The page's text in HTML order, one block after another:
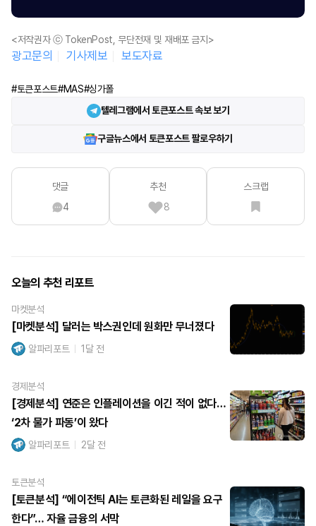
<저작권자 ⓒ TokenPost, 무단전재 및 재배포 금지>
광고문의 기사제보 보도자료
#토큰포스트#MAS#싱가폴
텔레그램에서 토큰포스트 속보 보기
구글뉴스에서 토큰포스트 팔로우하기
댓글
4
추천
8
스크랩
오늘의 추천 리포트
마켓분석
[마켓분석] 달러는 박스권인데 원화만 무너졌다
알파리포트 1달 전
경제분석
[경제분석] 연준은 인플레이션을 이긴 적이 없다…
‘2차 물가 파동’이 왔다
알파리포트 2달 전
토큰분석
[토큰분석] “에이전틱 AI는 토큰화된 레일을 요구
한다”… 자율 금융의 서막